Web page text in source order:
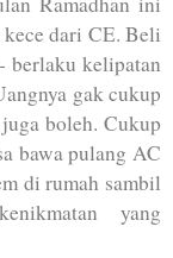
dari CE. Beli
berlaku kelipatan
gak cukup
boleh. Cukup
bawa pulang AC
di rumah sambil
yang